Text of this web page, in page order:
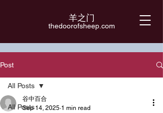
羊之门
​thedoorofsheep.com
Post
All Posts
All Posts
谷中百合
Sep 14, 2025 1 min read